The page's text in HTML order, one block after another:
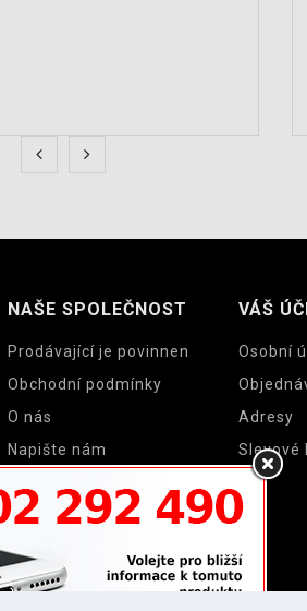
NAŠE SPOLEČNOST
Prodávající je povinnen
Obchodní podmínky
O nás
Napište nám
Prodejny
VÁŠ
Osobní
Adresy
Slevové